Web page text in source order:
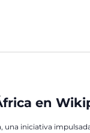
en
una iniciativa